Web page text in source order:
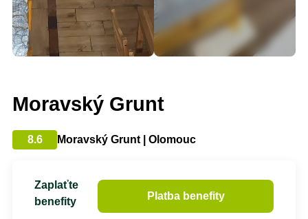
Moravský Grunt
8.6 Moravský Grunt | Olomouc
Zaplaťte
benefity
Platba benefity